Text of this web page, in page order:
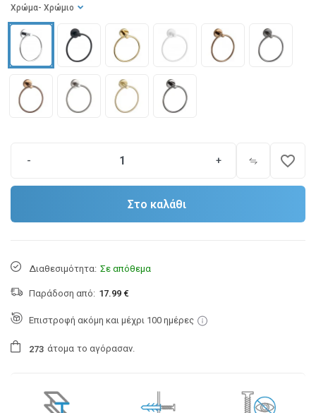
Χρώμα - Χρώμιο
- + favorite_border
Στο καλάθι
Διαθεσιμότητα: Σε απόθεμα
Παράδοση από: 17.99 €
Επιστροφή ακόμη και μέχρι 100 ημέρες
273 άτομα το αγόρασαν.